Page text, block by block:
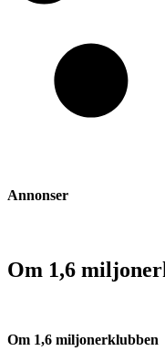
Annonser
Om 1,6
Om 1,6 miljonerklubben